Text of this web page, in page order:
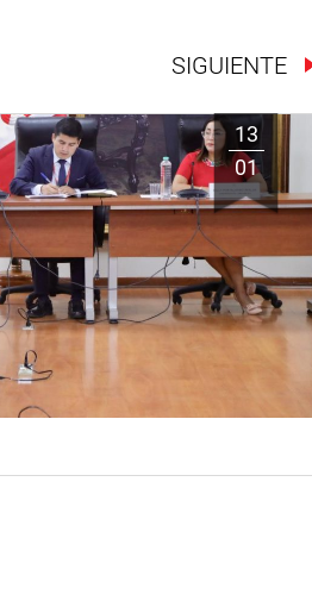
SIGUIENTE
13
01